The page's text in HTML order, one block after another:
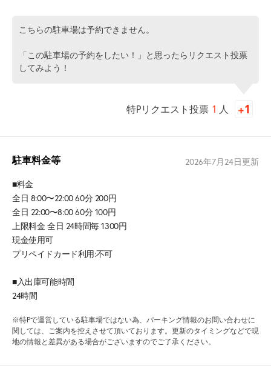
こちらの駐車場は予約できません。
「この駐車場の予約をしたい！」と思ったらリクエスト投票
してみよう！
特Pリクエスト投票 1 人
駐車料金等 2026年7月24日更新
■料金
全日 8:00〜22:00 60分 200円
全日 22:00〜8:00 60分 100円
上限料金 全日 24時間毎 1300円
現金使用可
プリペイドカード利用:不可
■入出庫可能時間
24時間
※特Pで運営している駐車場ではない為、パーキング情報のお問い合わせに
関しては、ご案内を控えさせて頂いております。更新のタイミングなどで現
地の情報と差異がある場合がございますのでご了承ください。